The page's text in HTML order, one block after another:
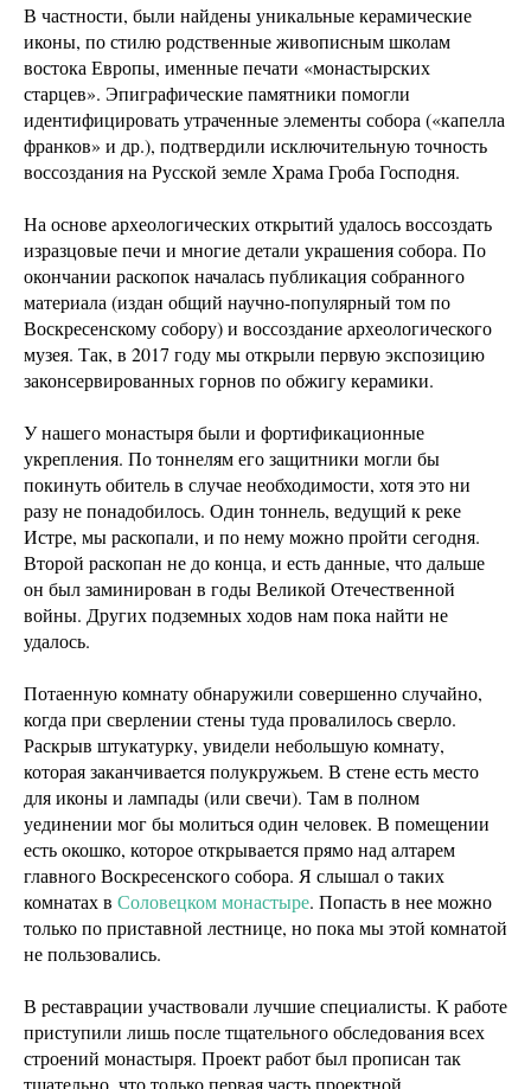
В частности, были найдены уникальные керамические
иконы, по стилю родственные живописным школам
востока Европы, именные печати «монастырских
старцев». Эпиграфические памятники помогли
идентифицировать утраченные элементы собора («капелла
франков» и др.), подтвердили исключительную точность
воссоздания на Русской земле Храма Гроба Господня.
На основе археологических открытий удалось воссоздать
изразцовые печи и многие детали украшения собора. По
окончании раскопок началась публикация собранного
материала (издан общий научно-популярный том по
Воскресенскому собору) и воссоздание археологического
музея. Так, в 2017 году мы открыли первую экспозицию
законсервированных горнов по обжигу керамики.
У нашего монастыря были и фортификационные
укрепления. По тоннелям его защитники могли бы
покинуть обитель в случае необходимости, хотя это ни
разу не понадобилось. Один тоннель, ведущий к реке
Истре, мы раскопали, и по нему можно пройти сегодня.
Второй раскопан не до конца, и есть данные, что дальше
он был заминирован в годы Великой Отечественной
войны. Других подземных ходов нам пока найти не
удалось.
Потаенную комнату обнаружили совершенно случайно,
когда при сверлении стены туда провалилось сверло.
Раскрыв штукатурку, увидели небольшую комнату,
которая заканчивается полукружьем. В стене есть место
для иконы и лампады (или свечи). Там в полном
уединении мог бы молиться один человек. В помещении
есть окошко, которое открывается прямо над алтарем
главного Воскресенского собора. Я слышал о таких
комнатах в Соловецком монастыре. Попасть в нее можно
только по приставной лестнице, но пока мы этой комнатой
не пользовались.
В реставрации участвовали лучшие специалисты. К работе
приступили лишь после тщательного обследования всех
строений монастыря. Проект работ был прописан так
тщательно, что только первая часть проектной